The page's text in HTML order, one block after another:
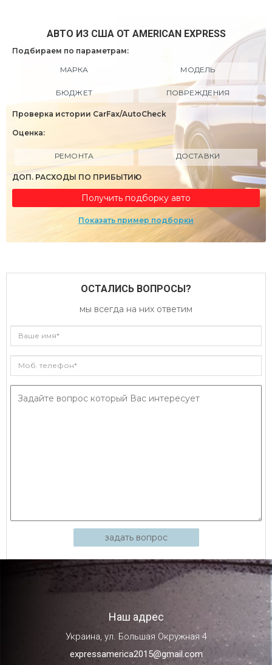
АВТО ИЗ США ОТ AMERICAN EXPRESS
Подбираем по параметрам:
МАРКА МОДЕЛЬ
БЮДЖЕТ ПОВРЕЖДЕНИЯ
Проверка истории CarFax/AutoCheck
Оценка:
РЕМОНТА ДОСТАВКИ
ДОП. РАСХОДЫ ПО ПРИБЫТИЮ
Получить подборку авто
Показать пример подборки
ОСТАЛИСЬ ВОПРОСЫ?
мы всегда на них ответим
задать вопрос
Наш адрес
Украина, ул. Большая Окружная 4
expressamerica2015@gmail.com